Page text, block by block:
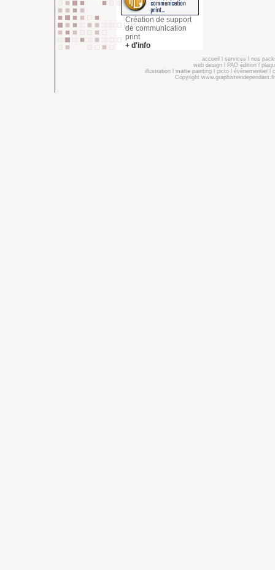
Création de support
de communication
print
+ d'info
accueil services
nos
web design
PAO édition
illustrationl matte paintingl pictol événementiel
Copyright www.graphisteindependant.fr